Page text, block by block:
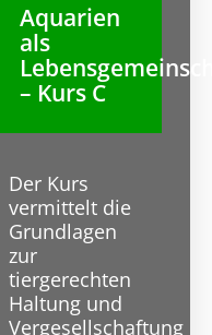
Aquarien
als
– Kurs C
Der Kurs
vermittelt die
Grundlagen
zur
tiergerechten
Haltung und
Vergesellschaftung